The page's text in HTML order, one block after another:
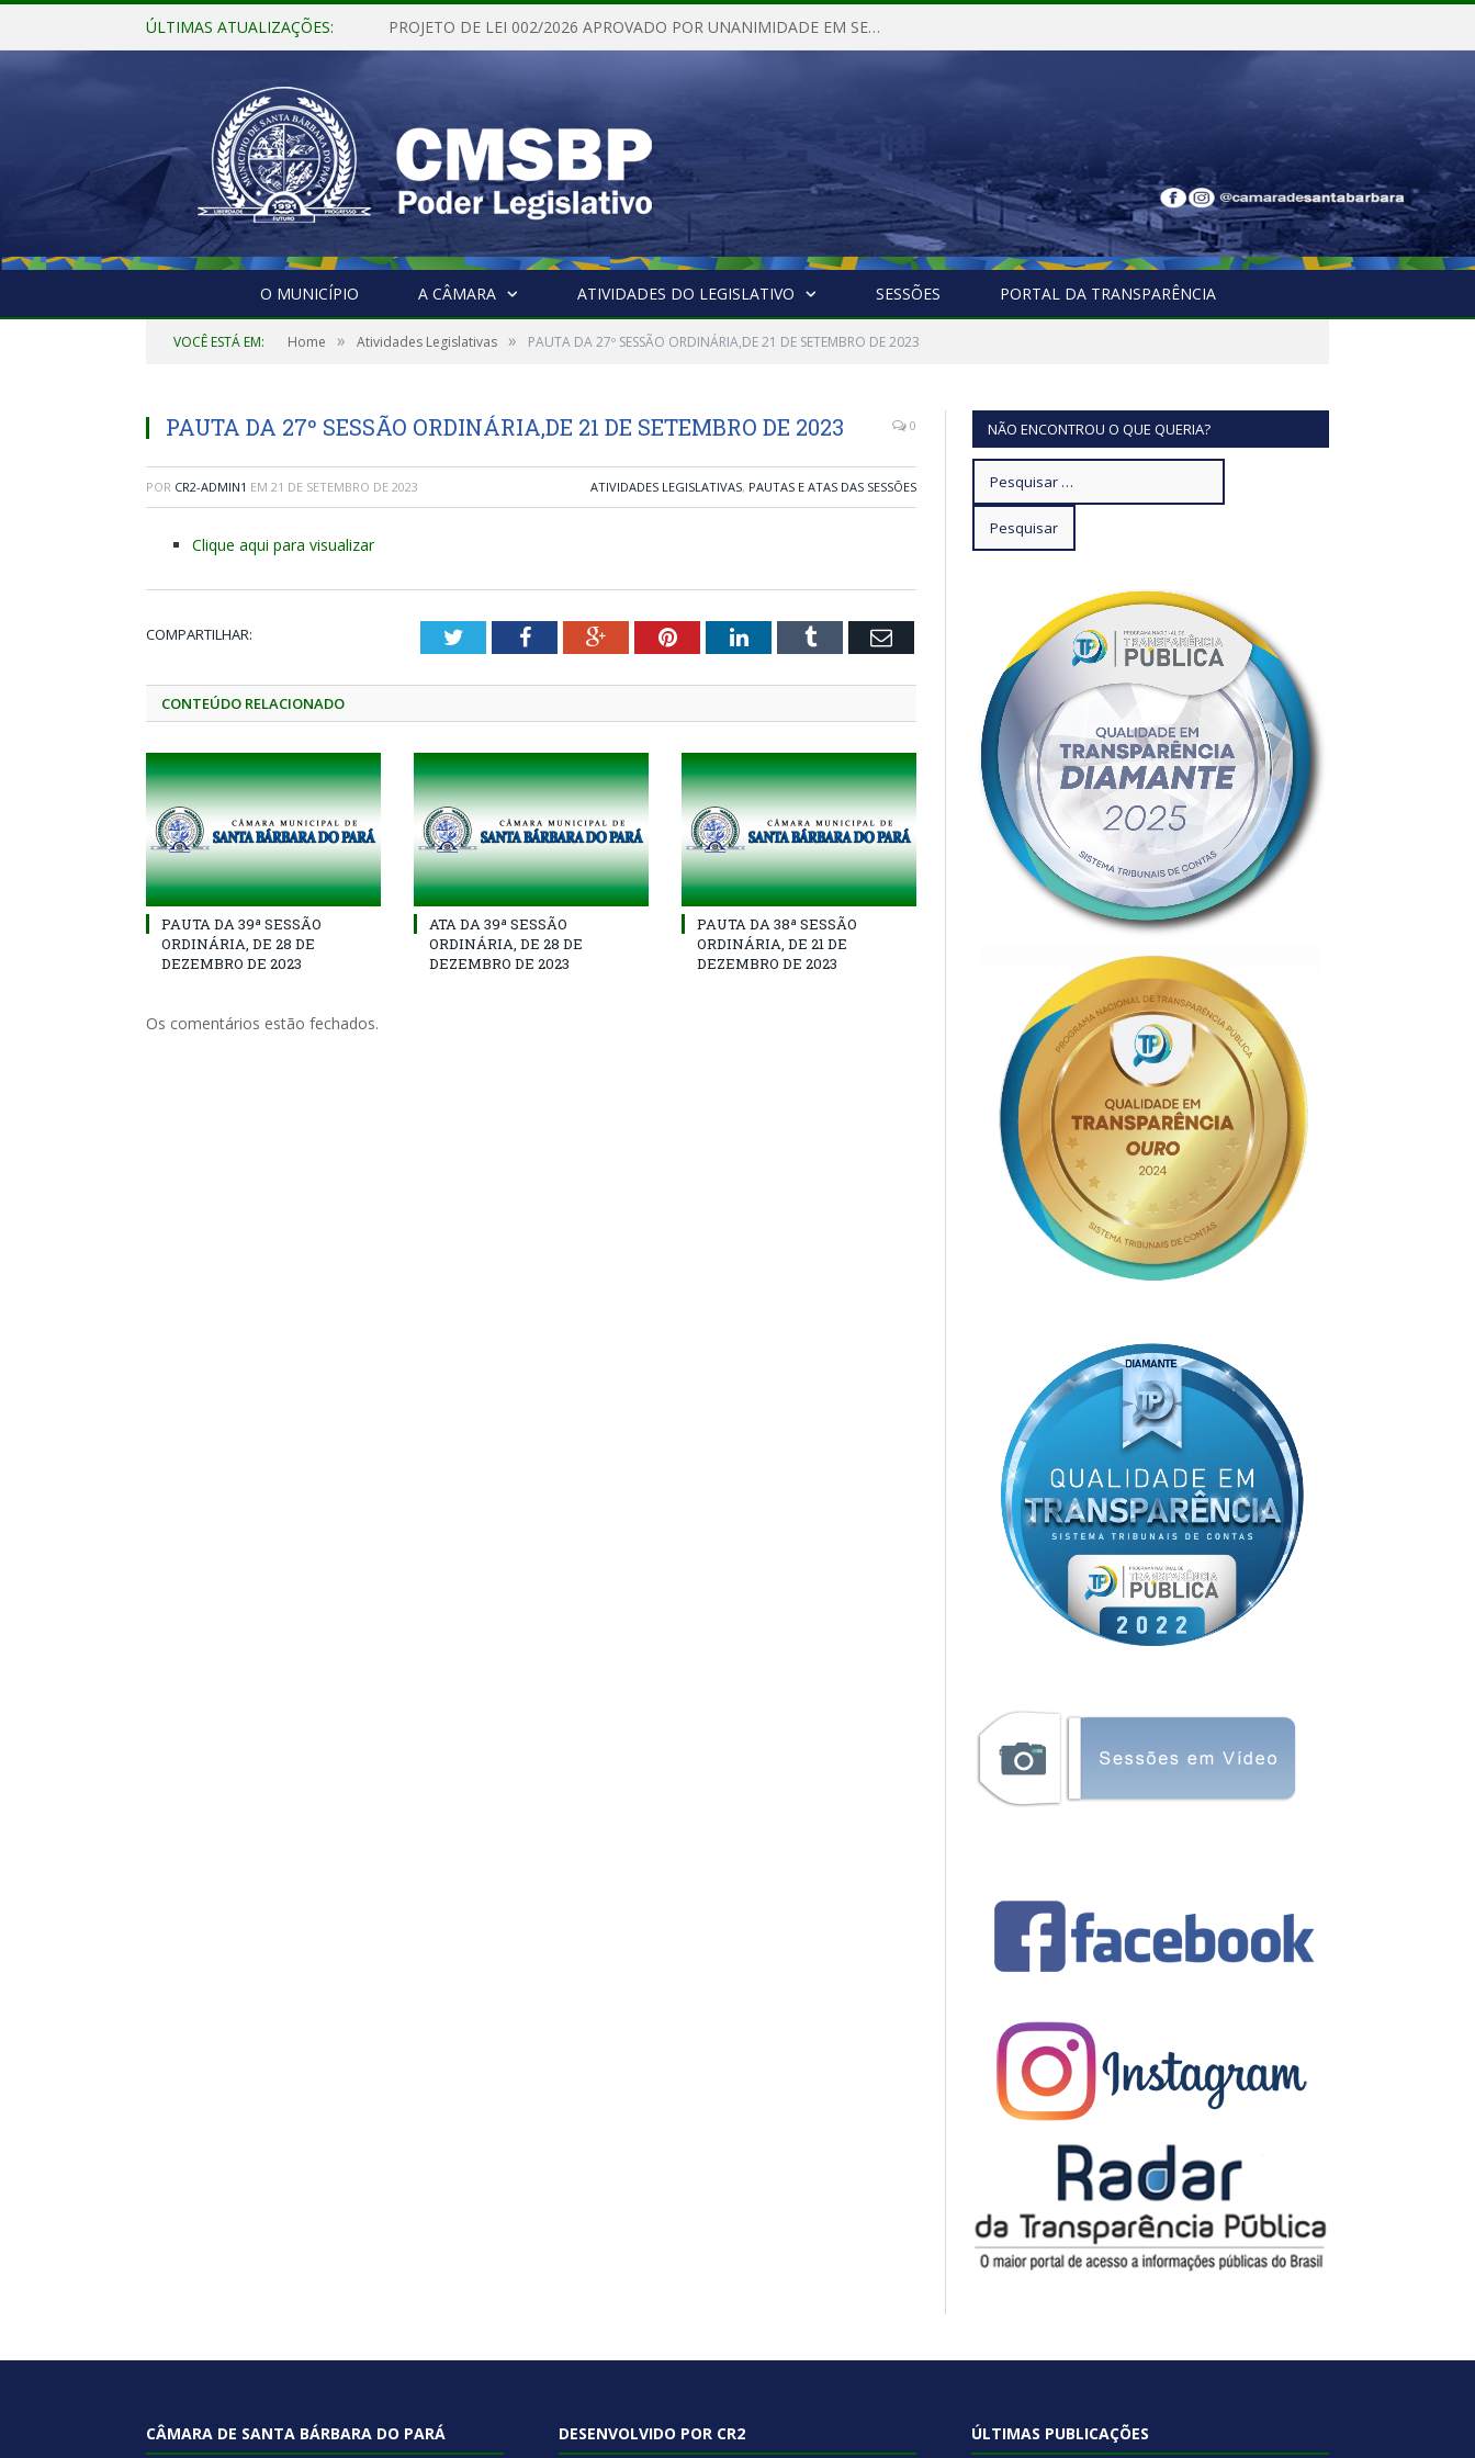
ÚLTIMAS ATUALIZAÇÕES: PROJETO DE LEI 002/2026 APROVADO POR UNANIMIDADE EM SESSÃO ORDINÁRIA NESTA QUINTA – FEIRA 28 DE MAIO DE 2026
O MUNICÍPIO A CÂMARA ATIVIDADES DO LEGISLATIVO SESSÕES PORTAL DA TRANSPARÊNCIA
VOCÊ ESTÁ EM: Home » Atividades Legislativas » PAUTA DA 27º SESSÃO ORDINÁRIA,DE 21 DE SETEMBRO DE 2023
PAUTA DA 27º SESSÃO ORDINÁRIA,DE 21 DE SETEMBRO DE 2023 0
POR CR2-ADMIN1 EM 21 DE SETEMBRO DE 2023 ATIVIDADES LEGISLATIVAS, PAUTAS E ATAS DAS SESSÕES
Clique aqui para visualizar
COMPARTILHAR: TwitterFacebookGoogle+PinterestLinkedInTumblr Email
CONTEÚDO RELACIONADO
PAUTA DA 39ª SESSÃO
ORDINÁRIA, DE 28 DE
DEZEMBRO DE 2023
ATA DA 39ª SESSÃO
ORDINÁRIA, DE 28 DE
DEZEMBRO DE 2023
PAUTA DA 38ª SESSÃO
ORDINÁRIA, DE 21 DE
DEZEMBRO DE 2023
Os comentários estão fechados.
NÃO ENCONTROU O QUE QUERIA?
CÂMARA DE SANTA BÁRBARA DO PARÁ DESENVOLVIDO POR CR2 ÚLTIMAS PUBLICAÇÕES